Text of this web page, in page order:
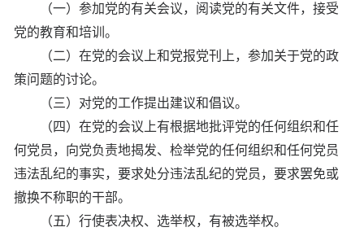
（一）参加党的有关会议，阅读党的有关文件，接受
党的教育和培训。
（二）在党的会议上和党报党刊上，参加关于党的政
策问题的讨论。
（三）对党的工作提出建议和倡议。
（四）在党的会议上有根据地批评党的任何组织和任
何党员，向党负责地揭发、检举党的任何组织和任何党员
违法乱纪的事实，要求处分违法乱纪的党员，要求罢免或
撤换不称职的干部。
（五）行使表决权、选举权，有被选举权。